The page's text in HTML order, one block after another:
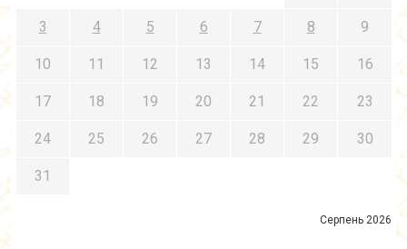
Серпень 2026
3 4 5 6 7 8 9
10 11 12 13 14 15 16
17 18 19 20 21 22 23
24 25 26 27 28 29 30
31